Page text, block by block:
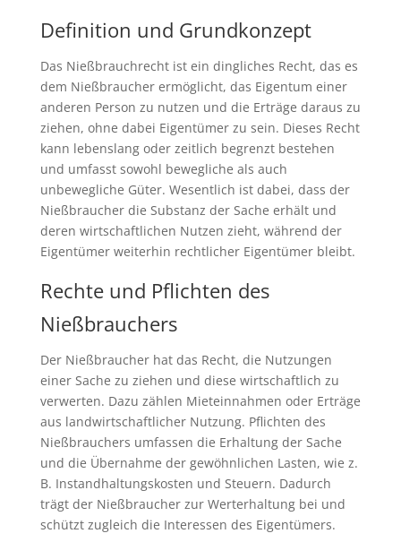
Definition und Grundkonzept
Das Nießbrauchrecht ist ein dingliches Recht, das es
dem Nießbraucher ermöglicht, das Eigentum einer
anderen Person zu nutzen und die Erträge daraus zu
ziehen, ohne dabei Eigentümer zu sein. Dieses Recht
kann lebenslang oder zeitlich begrenzt bestehen
und umfasst sowohl bewegliche als auch
unbewegliche Güter. Wesentlich ist dabei, dass der
Nießbraucher die Substanz der Sache erhält und
deren wirtschaftlichen Nutzen zieht, während der
Eigentümer weiterhin rechtlicher Eigentümer bleibt.
Rechte und Pflichten des
Nießbrauchers
Der Nießbraucher hat das Recht, die Nutzungen
einer Sache zu ziehen und diese wirtschaftlich zu
verwerten. Dazu zählen Mieteinnahmen oder Erträge
aus landwirtschaftlicher Nutzung. Pflichten des
Nießbrauchers umfassen die Erhaltung der Sache
und die Übernahme der gewöhnlichen Lasten, wie z.
B. Instandhaltungskosten und Steuern. Dadurch
trägt der Nießbraucher zur Werterhaltung bei und
schützt zugleich die Interessen des Eigentümers.